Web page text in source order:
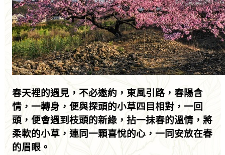
春天裡的遇見，不必邀約，東風引路，春陽含
情，一轉身，便與探頭的小草四目相對，一回
頭，便會遇到枝頭的新綠，拈一抹春的溫情，將
柔軟的小草，連同一顆喜悅的心，一同安放在春
的眉眼。